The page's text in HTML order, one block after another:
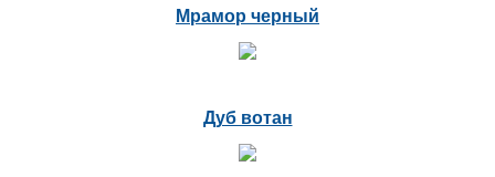
Мрамор черный
Дуб вотан